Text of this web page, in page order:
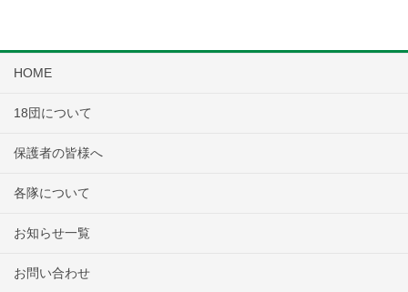
HOME
18団について
保護者の皆様へ
各隊について
お知らせ一覧
お問い合わせ